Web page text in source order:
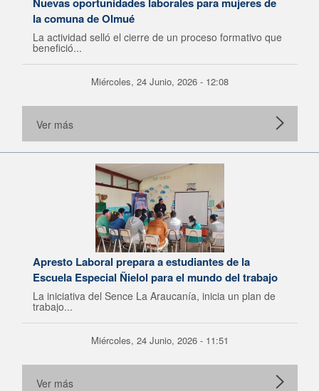
la comuna de Olmué
La actividad selló el cierre de un proceso formativo que
benefició...
Miércoles, 24 Junio, 2026 - 12:08
Ver más
Apresto Laboral prepara a estudiantes de la
Escuela Especial Ñielol para el mundo del trabajo
La iniciativa del Sence La Araucanía, inicia un plan de
trabajo...
Miércoles, 24 Junio, 2026 - 11:51
Ver más